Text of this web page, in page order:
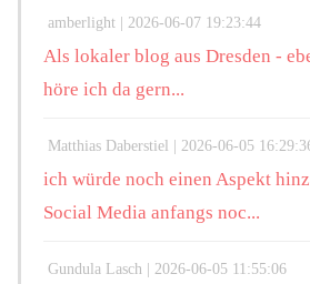
amberlight | 2026-06-07 19:23:44
Als lokaler blog aus Dresden -
höre ich da gern...
Matthias Daberstiel | 2026-06-05
ich würde noch einen Aspekt
Social Media anfangs noc...
Gundula Lasch | 2026-06-05 11:55:06